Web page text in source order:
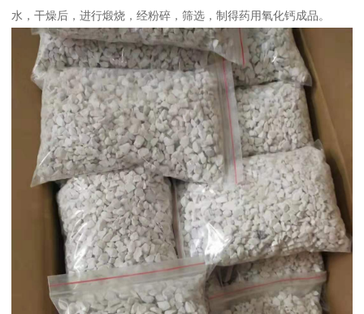
水，干燥后，进行煅烧，经粉碎，筛选，制得药用氧化钙成品。